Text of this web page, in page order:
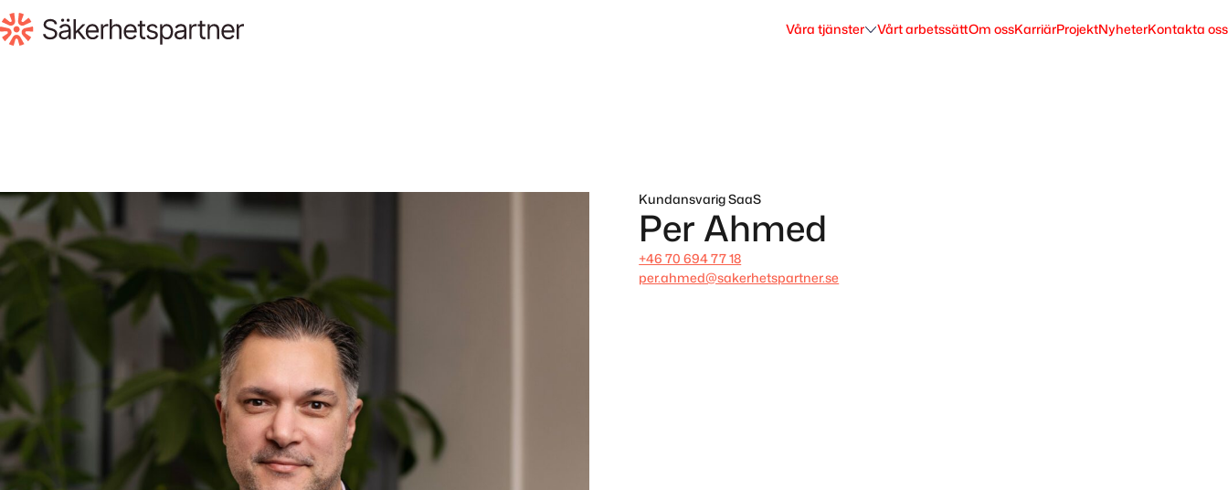
Till innehåll Våra tjänster Vårt arbetssättOm ossKarriärProjektNyheterKontakta oss
Kundansvarig SaaS
Per Ahmed
+46 70 694 77 18
per.ahmed@sakerhetspartner.se